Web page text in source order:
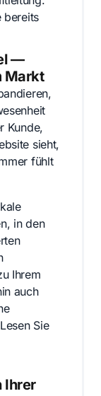
bereits
—
Markt
Kunde,
sieht,
fühlt
in den
Ihrem
auch
Sie
Ihrer